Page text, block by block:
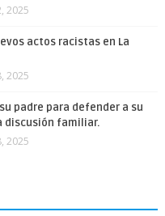
2025
actos racistas en La
2025
padre para defender a su
discusión familiar.
2025